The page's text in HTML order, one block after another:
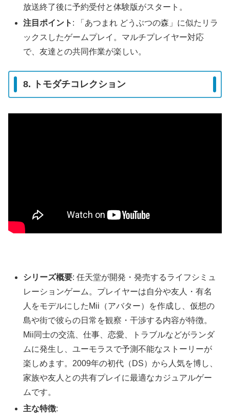
放送終了後に予約受付と体験版がスタート。
注目ポイント : 「あつまれ どうぶつの森」に似たリラ
ックスしたゲームプレイ。マルチプレイヤー対応
で、友達との共同作業が楽しい。
8. トモダチコレクション
シリーズ概要: 任天堂が開発・発売するライフシミュ
レーションゲーム。プレイヤーは自分や友人・有名
人をモデルにしたMii（アバター）を作成し、仮想の
島や街で彼らの日常を観察・干渉する内容が特徴。
Mii同士の交流、仕事、恋愛、トラブルなどがランダ
ムに発生し、ユーモラスで予測不能なストーリーが
楽しめます。2009年の初代（DS）から人気を博し、
家族や友人との共有プレイに最適なカジュアルゲー
ムです。
主な特徴: